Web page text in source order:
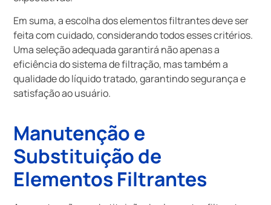
Em suma, a escolha dos elementos filtrantes deve ser
feita com cuidado, considerando todos esses critérios.
Uma seleção adequada garantirá não apenas a
eficiência do sistema de filtração, mas também a
qualidade do líquido tratado, garantindo segurança e
satisfação ao usuário.
Manutenção e
Substituição de
Elementos Filtrantes